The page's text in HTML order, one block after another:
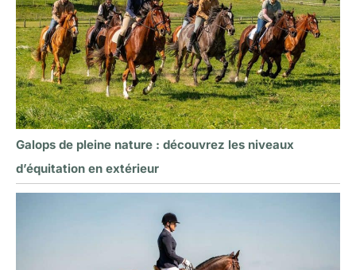
Galops de pleine nature : découvrez les niveaux
d’équitation en extérieur